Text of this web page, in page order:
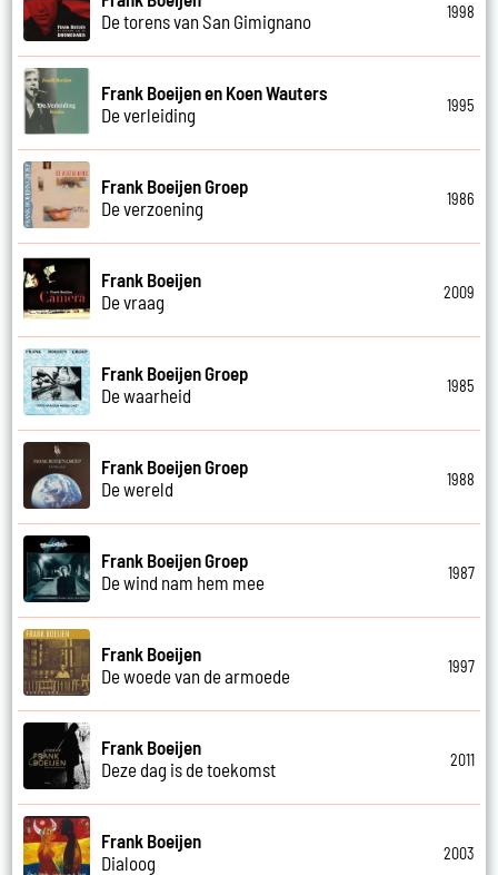
De torens van San Gimignano
1998
Frank Boeijen en Koen Wauters
De verleiding
1995
Frank Boeijen Groep
De verzoening
1986
Frank Boeijen
De vraag
2009
Frank Boeijen Groep
De waarheid
1985
Frank Boeijen Groep
De wereld
1988
Frank Boeijen Groep
De wind nam hem mee
1987
Frank Boeijen
De woede van de armoede
1997
Frank Boeijen
Deze dag is de toekomst
2011
Frank Boeijen
Dialoog
2003